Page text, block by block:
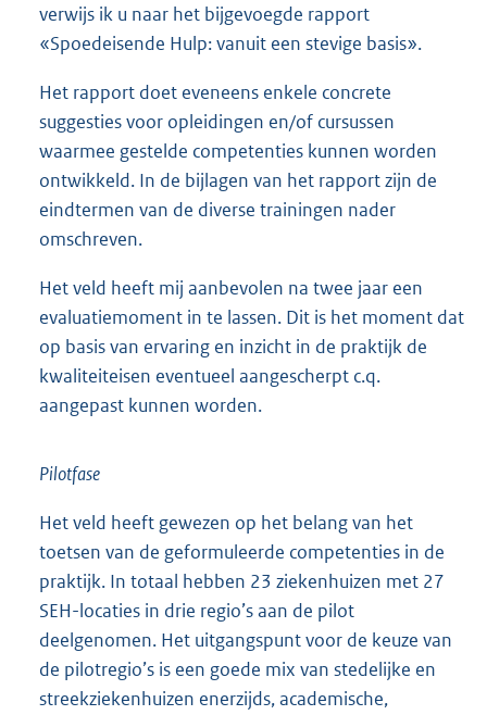
verwijs ik u naar het bijgevoegde rapport
«Spoedeisende Hulp: vanuit een stevige basis».
Het rapport doet eveneens enkele concrete
suggesties voor opleidingen en/of cursussen
waarmee gestelde competenties kunnen worden
ontwikkeld. In de bijlagen van het rapport zijn de
eindtermen van de diverse trainingen nader
omschreven.
Het veld heeft mij aanbevolen na twee jaar een
evaluatiemoment in te lassen. Dit is het moment dat
op basis van ervaring en inzicht in de praktijk de
kwaliteiteisen eventueel aangescherpt c.q.
aangepast kunnen worden.
Pilotfase
Het veld heeft gewezen op het belang van het
toetsen van de geformuleerde competenties in de
praktijk. In totaal hebben 23 ziekenhuizen met 27
SEH-locaties in drie regio’s aan de pilot
deelgenomen. Het uitgangspunt voor de keuze van
de pilotregio’s is een goede mix van stedelijke en
streekziekenhuizen enerzijds, academische,